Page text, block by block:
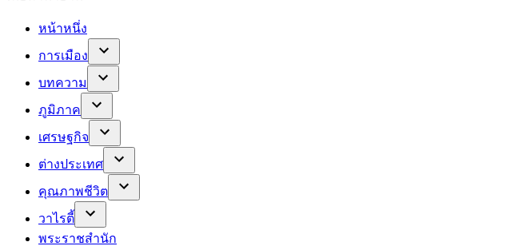
หน้าหนึ่ง
การเมือง
บทความ
ภูมิภาค
เศรษฐกิจ
ต่างประเทศ
คุณภาพชีวิต
วาไรตี้
พระราชสำนัก